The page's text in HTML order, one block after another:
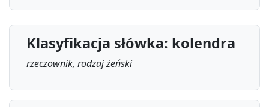
Klasyfikacja słówka: kolendra
rzeczownik, rodzaj żeński